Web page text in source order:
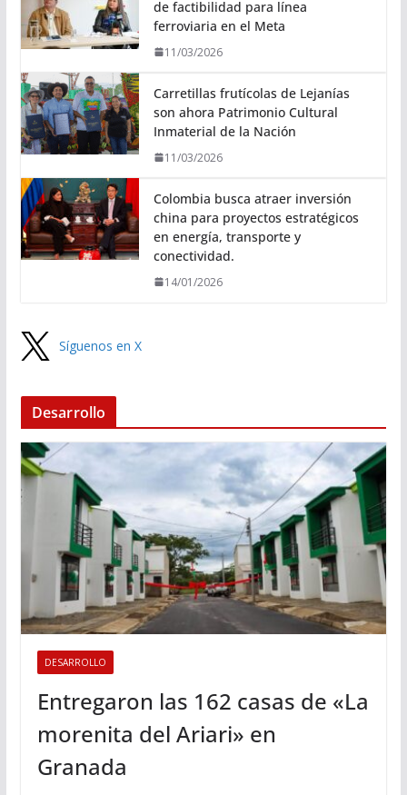
de factibilidad para línea
ferroviaria en el Meta
11/03/2026
Carretillas frutícolas de Lejanías
son ahora Patrimonio Cultural
Inmaterial de la Nación
11/03/2026
Colombia busca atraer inversión
china para proyectos estratégicos
en energía, transporte y
conectividad.
14/01/2026
Síguenos en X
Desarrollo
DESARROLLO
Entregaron las 162 casas de «La
morenita del Ariari» en
Granada